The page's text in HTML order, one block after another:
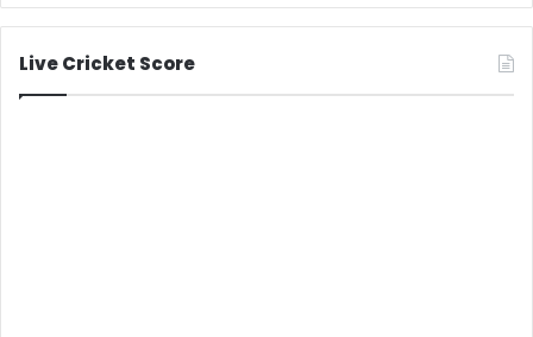
Live Cricket Score